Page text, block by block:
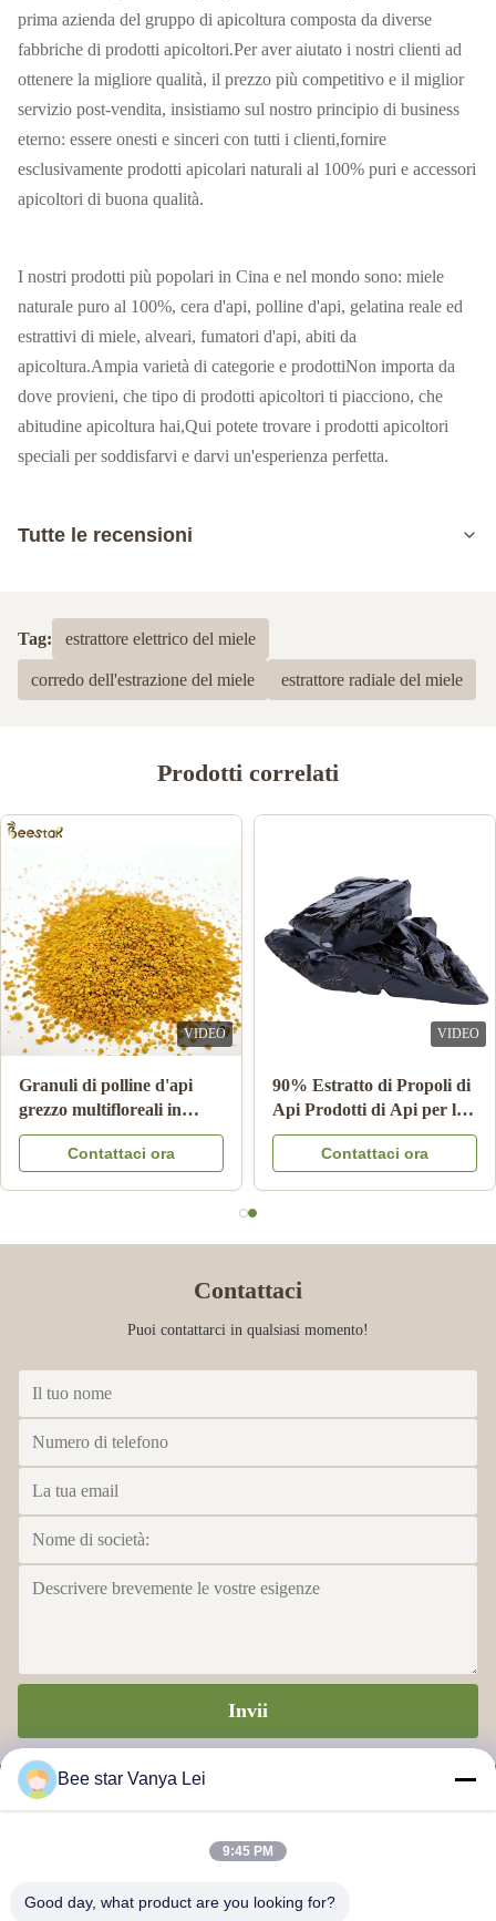
prima azienda del gruppo di apicoltura composta da diverse
fabbriche di prodotti apicoltori.Per aver aiutato i nostri clienti ad
ottenere la migliore qualità, il prezzo più competitivo e il miglior
servizio post-vendita, insistiamo sul nostro principio di business
eterno: essere onesti e sinceri con tutti i clienti,fornire
esclusivamente prodotti apicolari naturali al 100% puri e accessori
apicoltori di buona qualità.
I nostri prodotti più popolari in Cina e nel mondo sono: miele
naturale puro al 100%, cera d'api, polline d'api, gelatina reale ed
estrattivi di miele, alveari, fumatori d'api, abiti da
apicoltura.Ampia varietà di categorie e prodottiNon importa da
dove provieni, che tipo di prodotti apicoltori ti piacciono, che
abitudine apicoltura hai,Qui potete trovare i prodotti apicoltori
speciali per soddisfarvi e darvi un'esperienza perfetta.
Tutte le recensioni
5.0Sulla base di 50 recensioni recenti
5
100%
K Krys Wojciak
Mar 17.2023
Fantastic Customer service from Shirley. A pleasant helpful lady
to deal with. Delivery was prompt and tracking was great. Quality
of product was exceptional.
Tag: estrattore elettrico del miele
corredo dell'estrazione del miele estrattore radiale del miele
Prodotti correlati
VIDEO
Granuli di polline d'api
grezzo multifloreali in
cartone da 25 kg -
Integratore alimentare
Contattaci ora
VIDEO
90% Estratto di Propoli di
Api Prodotti di Api per la
Cura della Salute da Bee
Contattaci ora
Contattaci
Puoi contattarci in qualsiasi momento!
Invii
STELLA DELL'APE PER GLORIFICARE LA VOSTRA
Bee star Vanya Lei
9:45 PM
Good day, what product are you looking for?